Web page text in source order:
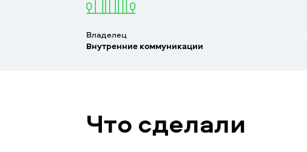
Владелец
Внутренние коммуникации
Что сделали